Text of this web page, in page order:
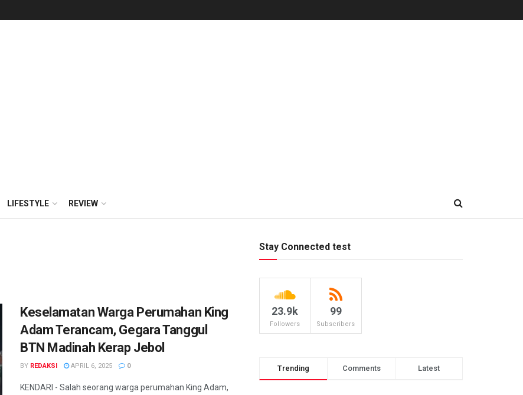
LIFESTYLE REVIEW
Keselamatan Warga Perumahan King
Adam Terancam, Gegara Tanggul
BTN Madinah Kerap Jebol
BY REDAKSI APRIL 6, 2025 0
KENDARI - Salah seorang warga perumahan King Adam,
Stay Connected test
23.9k
Followers
99
Subscribers
Trending Comments Latest